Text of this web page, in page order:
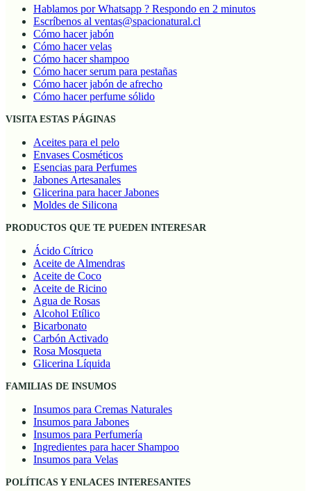
Hablamos por Whatsapp ? Respondo en 2 minutos
Escríbenos al ventas@spacionatural.cl
Cómo hacer jabón
Cómo hacer velas
Cómo hacer shampoo
Cómo hacer serum para pestañas
Cómo hacer jabón de afrecho
Cómo hacer perfume sólido
VISITA ESTAS PÁGINAS
Aceites para el pelo
Envases Cosméticos
Esencias para Perfumes
Jabones Artesanales
Glicerina para hacer Jabones
Moldes de Silicona
PRODUCTOS QUE TE PUEDEN INTERESAR
Ácido Cítrico
Aceite de Almendras
Aceite de Coco
Aceite de Ricino
Agua de Rosas
Alcohol Etílico
Bicarbonato
Carbón Activado
Rosa Mosqueta
Glicerina Líquida
FAMILIAS DE INSUMOS
Insumos para Cremas Naturales
Insumos para Jabones
Insumos para Perfumería
Ingredientes para hacer Shampoo
Insumos para Velas
POLÍTICAS Y ENLACES INTERESANTES